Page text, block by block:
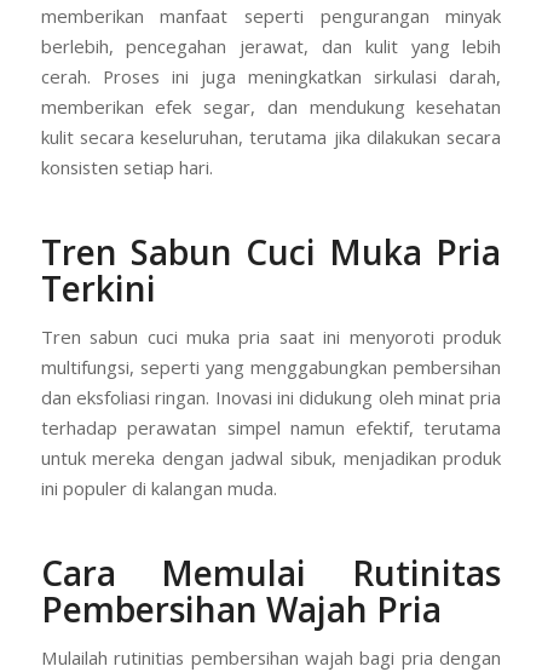
memberikan manfaat seperti pengurangan minyak
berlebih, pencegahan jerawat, dan kulit yang lebih
cerah. Proses ini juga meningkatkan sirkulasi darah,
memberikan efek segar, dan mendukung kesehatan
kulit secara keseluruhan, terutama jika dilakukan secara
konsisten setiap hari.
Tren Sabun Cuci Muka Pria
Terkini
Tren sabun cuci muka pria saat ini menyoroti produk
multifungsi, seperti yang menggabungkan pembersihan
dan eksfoliasi ringan. Inovasi ini didukung oleh minat pria
terhadap perawatan simpel namun efektif, terutama
untuk mereka dengan jadwal sibuk, menjadikan produk
ini populer di kalangan muda.
Cara Memulai Rutinitas
Pembersihan Wajah Pria
Mulailah rutinitias pembersihan wajah bagi pria dengan